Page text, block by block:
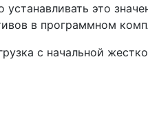
это
в программном
с начальной